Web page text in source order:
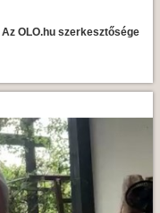
Az OLO.hu szerkesztősége